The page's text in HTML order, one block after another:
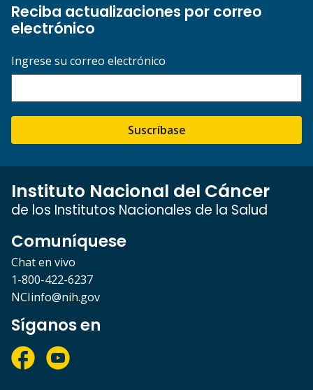
Reciba actualizaciones por correo
electrónico
Ingrese su correo electrónico
Suscríbase
Instituto Nacional del Cáncer
de los Institutos Nacionales de la Salud
Comuníquese
Chat en vivo
1-800-422-6237
NCIinfo@nih.gov
Síganos en